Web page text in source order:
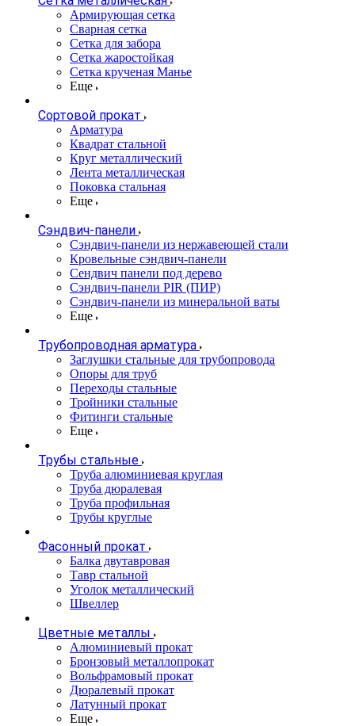
Армирующая сетка
Сварная сетка
Сетка для забора
Сетка жаростойкая
Сетка крученая Манье
Еще
Сортовой прокат
Арматура
Квадрат стальной
Круг металлический
Лента металлическая
Поковка стальная
Еще
Сэндвич-панели
Cэндвич-панели из нержавеющей стали
Кровельные сэндвич-панели
Сендвич панели под дерево
Сэндвич-панели PIR (ПИР)
Сэндвич-панели из минеральной ваты
Еще
Трубопроводная арматура
Заглушки стальные для трубопровода
Опоры для труб
Переходы стальные
Тройники стальные
Фитинги стальные
Еще
Трубы стальные
Труба алюминиевая круглая
Труба дюралевая
Труба профильная
Трубы круглые
Фасонный прокат
Балка двутавровая
Тавр стальной
Уголок металлический
Швеллер
Цветные металлы
Алюминиевый прокат
Бронзовый металлопрокат
Вольфрамовый прокат
Дюралевый прокат
Латунный прокат
Еще